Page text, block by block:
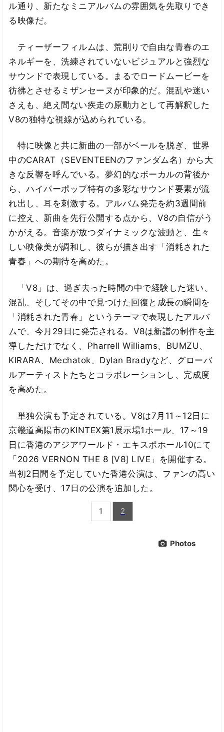
ル通り、新たなミニアルバムの雰囲気を先取りでき
る映像だ。
ティーザーフィルムは、荒削りで自由な青春のエ
ネルギーを、洗練されていないビジュアルと強烈な
サウンドで表現している。まるでロードムービーを
彷彿とさせるミザンセーヌが印象的だ。混乱や迷い
さえも、絶え間ない疾走の原動力として再解釈した
V8の独特な視線が込められている。
特に映像と共に新曲の一部がベールを脱ぎ、世界
中のCARAT（SEVENTEENのファンダム名）から大
きな反響を呼んでいる。夢幻的なボーカルの背後か
ら、ハイパーポップ特有の多彩なサウンド要素が流
れ出し、耳を刺激する。アルバム発売を約3週間前
に控え、新曲を先行公開する点から、V8の自信がう
かがえる。音楽が放つダイナミックな波動と、生々
しい映像美が調和し、彼らが描き出す「消耗された
青春」への期待を高めた。
「V8」は、過ぎ去った時間の中で経験した迷い、
混乱、そしてその中で見つけた回復と成長の瞬間を
「消耗された青春」というテーマで表現したアルバ
ムで、今月29日に発売される。V8は新譜の制作を主
導しただけでなく、Pharrell Williams、BUMZU、
KIRARA、Mechatok、Dylan Bradyなど、グローバ
ルアーティストたちとコラボレーションし、完成度
を高めた。
単独公演も予定されている。V8は7月11～12日に
京畿道高陽市のKINTEX第1展示場1ホール、17～19
日に香港のアジアワールド・エキスポホール10にて
「2026 VERNON THE 8 [V8] LIVE」を開催する。
当初2日間を予定していた香港公演は、ファンの高い
関心を受け、17日の公演を追加した。
1 2
Photos